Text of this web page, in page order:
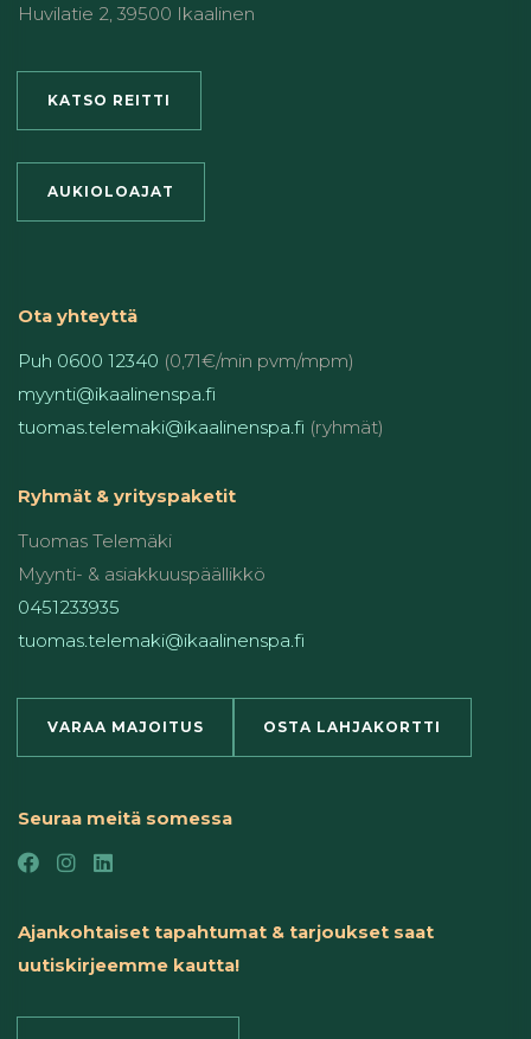
Huvilatie 2, 39500 Ikaalinen
KATSO REITTI
AUKIOLOAJAT
Ota yhteyttä
Puh 0600 12340 (0,71€/min pvm/mpm)
myynti@ikaalinenspa.fi
tuomas.telemaki@ikaalinenspa.fi (ryhmät)
Ryhmät & yrityspaketit
Tuomas Telemäki
Myynti- & asiakkuuspäällikkö
0451233935
tuomas.telemaki@ikaalinenspa.fi
VARAA MAJOITUS OSTA LAHJAKORTTI
Seuraa meitä somessa
Ajankohtaiset tapahtumat & tarjoukset saat
uutiskirjeemme kautta!